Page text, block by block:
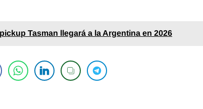
Tasman llegará a la Argentina en 2026